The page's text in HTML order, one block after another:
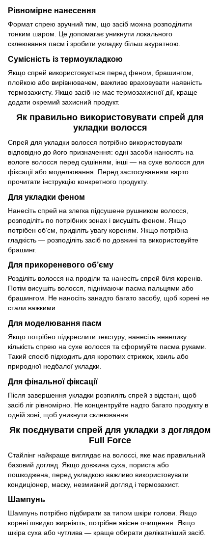
Рівномірне нанесення
Формат спрею зручний тим, що засіб можна розподілити
тонким шаром. Це допомагає уникнути локального
склеювання пасм і зробити укладку більш акуратною.
Сумісність із термоукладкою
Якщо спрей використовується перед феном, брашингом,
плойкою або вирівнювачем, важливо враховувати наявність
термозахисту. Якщо засіб не має термозахисної дії, краще
додати окремий захисний продукт.
Як правильно використовувати спрей для
укладки волосся
Спрей для укладки волосся потрібно використовувати
відповідно до його призначення: одні засоби наносять на
вологе волосся перед сушінням, інші — на сухе волосся для
фіксації або моделювання. Перед застосуванням варто
прочитати інструкцію конкретного продукту.
Для укладки феном
Нанесіть спрей на злегка підсушене рушником волосся,
розподіліть по потрібних зонах і висушіть феном. Якщо
потрібен об’єм, приділіть увагу кореням. Якщо потрібна
гладкість — розподіліть засіб по довжині та використовуйте
брашинг.
Для прикореневого об’єму
Розділіть волосся на проділи та нанесіть спрей біля коренів.
Потім висушіть волосся, піднімаючи пасма пальцями або
брашингом. Не наносіть занадто багато засобу, щоб корені не
стали важкими.
Для моделювання пасм
Якщо потрібно підкреслити текстуру, нанесіть невелику
кількість спрею на сухе волосся та сформуйте пасма руками.
Такий спосіб підходить для коротких стрижок, хвиль або
природної недбалої укладки.
Для фінальної фіксації
Після завершення укладки розпиліть спрей з відстані, щоб
засіб ліг рівномірно. Не концентруйте надто багато продукту в
одній зоні, щоб уникнути склеювання.
Як поєднувати спрей для укладки з доглядом
Full Force
Стайлінг найкраще виглядає на волоссі, яке має правильний
базовий догляд. Якщо довжина суха, пориста або
пошкоджена, перед укладкою важливо використовувати
кондиціонер, маску, незмивний догляд і термозахист.
Шампунь
Шампунь потрібно підбирати за типом шкіри голови. Якщо
корені швидко жирніють, потрібне якісне очищення. Якщо
шкіра суха або чутлива — краще обирати делікатніший засіб.